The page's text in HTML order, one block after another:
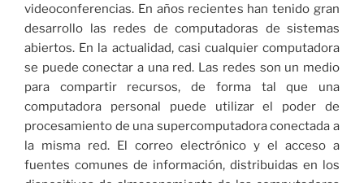
videoconferencias. En años recientes han tenido gran
desarrollo las redes de computadoras de sistemas
abiertos. En la actualidad, casi cualquier computadora
se puede conectar a una red. Las redes son un medio
para compartir recursos, de forma tal que una
computadora personal puede utilizar el poder de
procesamiento de una supercomputadora conectada a
la misma red. El correo electrónico y el acceso a
fuentes comunes de información, distribuidas en los